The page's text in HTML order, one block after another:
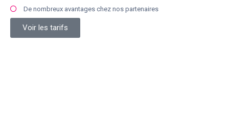
De nombreux avantages chez nos partenaires
Voir les tarifs